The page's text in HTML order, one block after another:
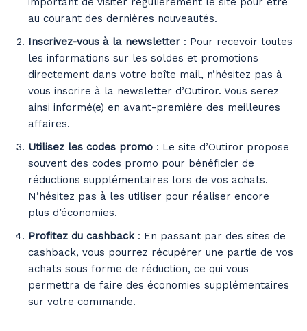
au courant des dernières nouveautés.
Inscrivez-vous à la newsletter : Pour recevoir toutes
les informations sur les soldes et promotions
directement dans votre boîte mail, n’hésitez pas à
vous inscrire à la newsletter d’Outiror. Vous serez
ainsi informé(e) en avant-première des meilleures
affaires.
Utilisez les codes promo : Le site d’Outiror propose
souvent des codes promo pour bénéficier de
réductions supplémentaires lors de vos achats.
N’hésitez pas à les utiliser pour réaliser encore
plus d’économies.
Profitez du cashback: En passant par des sites de
cashback, vous pourrez récupérer une partie de vos
achats sous forme de réduction, ce qui vous
permettra de faire des économies supplémentaires
sur votre commande.